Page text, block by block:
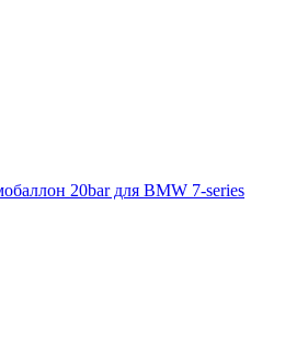
20bar для BMW 7-series